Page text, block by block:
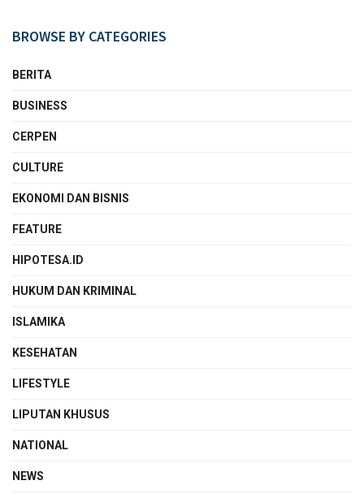
BROWSE BY CATEGORIES
BERITA
BUSINESS
CERPEN
CULTURE
EKONOMI DAN BISNIS
FEATURE
HIPOTESA.ID
HUKUM DAN KRIMINAL
ISLAMIKA
KESEHATAN
LIFESTYLE
LIPUTAN KHUSUS
NATIONAL
NEWS